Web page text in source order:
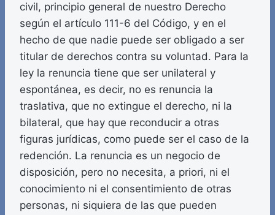
civil, principio general de nuestro Derecho
según el artículo 111-6 del Código, y en el
hecho de que nadie puede ser obligado a ser
titular de derechos contra su voluntad. Para la
ley la renuncia tiene que ser unilateral y
espontánea, es decir, no es renuncia la
traslativa, que no extingue el derecho, ni la
bilateral, que hay que reconducir a otras
figuras jurídicas, como puede ser el caso de la
redención. La renuncia es un negocio de
disposición, pero no necesita, a priori, ni el
conocimiento ni el consentimiento de otras
personas, ni siquiera de las que pueden